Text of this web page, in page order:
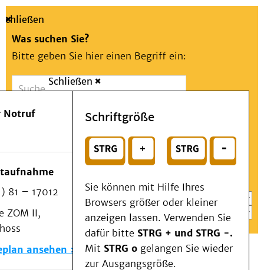
Suche
Schließen
Was suchen Sie?
Bitte geben Sie hier einen Begriff ein:
Suchen
oder
Wählen Sie ein Thema für Ihren Schnelleinstieg
Notfall
Schließen
Notruf
81 – 17012
ZOM II,
ansehen
Schriftgröße
Sie können mit Hilfe Ihres
Browsers größer oder kleiner
anzeigen lassen. Verwenden Sie
dafür bitte STRG + und STRG -.
Mit STRG o gelangen Sie wieder
zur Ausgangsgröße.
Menü
Patienten & Besucher
Kliniken/Institute/Zentren
Als Patient am UKD
Beratung und Unterstützung
Veranstaltungen
Kommunikation im Medizinwesen (KIM)
Notfall
Forschung & Lehre